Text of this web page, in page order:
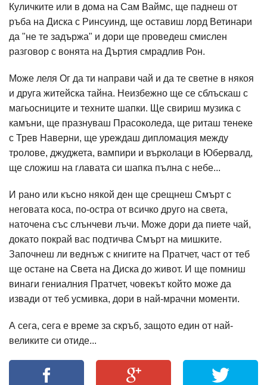
Куличките или в дома на Сам Ваймс, ще паднеш от
ръба на Диска с Ринсуинд, ще оставиш лорд Ветинари
да "не те задържа" и дори ще проведеш смислен
разговор с вонята на Дъртия смрадлив Рон.
Може леля Ог да ти направи чай и да те светне в някоя
и друга житейска тайна. Неизбежно ще се сблъскаш с
магьосниците и техните шапки. Ще свириш музика с
камъни, ще празнуваш Прасоколеда, ще риташ тенеке
с Трев Наверни, ще уреждаш дипломация между
тролове, джуджета, вампири и върколаци в Юбервалд,
ще сложиш на главата си шапка пълна с небе...
И рано или късно някой ден ще срещнеш Смърт с
неговата коса, по-остра от всичко друго на света,
наточена със слънчеви лъчи. Може дори да пиете чай,
докато покрай вас подтичва Смърт на мишките.
Започнеш ли веднъж с книгите на Пратчет, част от теб
ще остане на Света на Диска до живот. И ще помниш
винаги гениалния Пратчет, човекът който може да
извади от теб усмивка, дори в най-мрачни моменти.
А сега, сега е време за скръб, защото един от най-
великите си отиде...